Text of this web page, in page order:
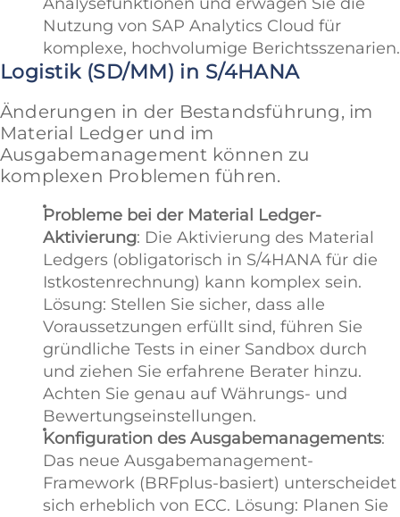
Nutzung von SAP Analytics Cloud für
komplexe, hochvolumige Berichtsszenarien.
Logistik (SD/MM) in S/4HANA
Änderungen in der Bestandsführung, im
Material Ledger und im
Ausgabemanagement können zu
komplexen Problemen führen.
Probleme bei der Material Ledger-
Aktivierung: Die Aktivierung des Material
Ledgers (obligatorisch in S/4HANA für die
Istkostenrechnung) kann komplex sein.
Lösung: Stellen Sie sicher, dass alle
Voraussetzungen erfüllt sind, führen Sie
gründliche Tests in einer Sandbox durch
und ziehen Sie erfahrene Berater hinzu.
Achten Sie genau auf Währungs- und
Bewertungseinstellungen.
Konfiguration des Ausgabemanagements:
Das neue Ausgabemanagement-
Framework (BRFplus-basiert) unterscheidet
sich erheblich von ECC. Lösung: Planen Sie